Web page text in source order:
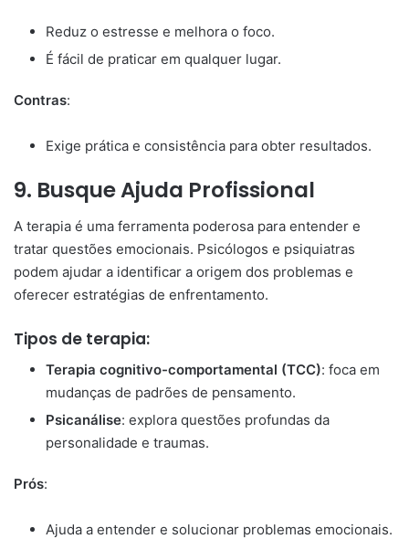
Reduz o estresse e melhora o foco.
É fácil de praticar em qualquer lugar.
Contras:
Exige prática e consistência para obter resultados.
9. Busque Ajuda Profissional
A terapia é uma ferramenta poderosa para entender e
tratar questões emocionais. Psicólogos e psiquiatras
podem ajudar a identificar a origem dos problemas e
oferecer estratégias de enfrentamento.
Tipos de terapia:
Terapia cognitivo-comportamental (TCC): foca em
mudanças de padrões de pensamento.
Psicanálise: explora questões profundas da
personalidade e traumas.
Prós:
Ajuda a entender e solucionar problemas emocionais.